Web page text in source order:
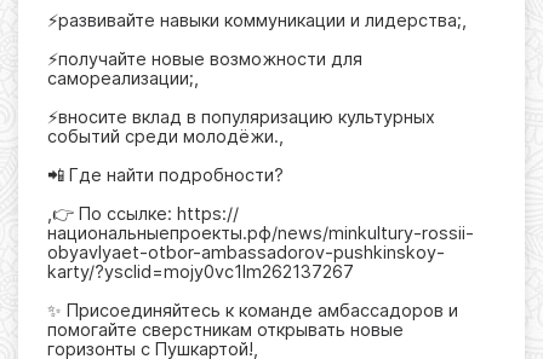
⚡развивайте навыки коммуникации и лидерства;,
⚡получайте новые возможности для
самореализации;,
⚡вносите вклад в популяризацию культурных
событий среди молодёжи.,
📲 Где найти подробности?
,👉 По ссылке: https://
национальныепроекты.рф/news/minkultury-rossii-
obyavlyaet-otbor-ambassadorov-pushkinskoy-
karty/?ysclid=mojy0vc1lm262137267
✨ Присоединяйтесь к команде амбассадоров и
помогайте сверстникам открывать новые
горизонты с Пушкартой!,